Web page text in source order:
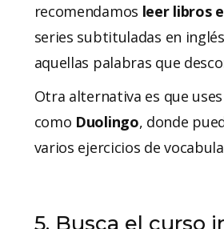
recomendamos leer libros
series subtituladas en
aquellas palabras que
Otra alternativa es que
como Duolingo, donde
varios ejercicios de
5. Busca el curso